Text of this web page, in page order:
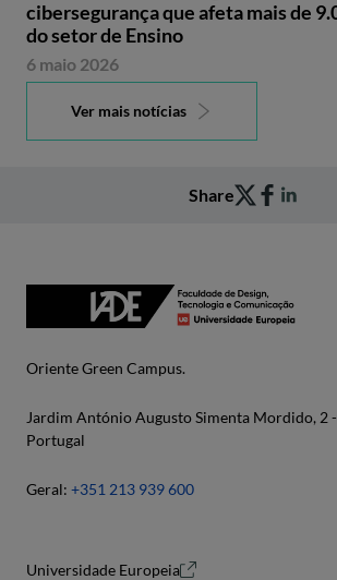
cibersegurança que afeta mais de
do setor de Ensino
6 maio 2026
Ver mais notícias
Share
Oriente Green Campus.
Jardim António Augusto Simenta Mordido, 2
Portugal
Geral: +351 213 939 600
Universidade Europeia